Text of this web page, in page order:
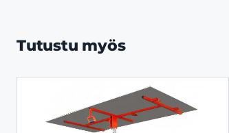
Tutustu myös